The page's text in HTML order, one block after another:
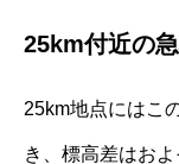
25km付近の
25km地点にはこ
き、標高差はお